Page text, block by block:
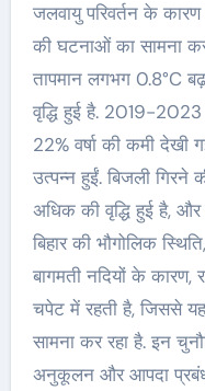
जलवायु परिवर्तन के
की घटनाओं का सामना
तापमान लगभग 0.8°C
वृद्धि हुई है. 2019-
22% वर्षा की कमी देखी
उत्पन्न हुईं. बिजली
अधिक की वृद्धि हुई है, और
बिहार की भौगोलिक
बागमती नदियों के कारण,
चपेट में रहती है, जिससे
सामना कर रहा है. इन
अनुकूलन और आपदा